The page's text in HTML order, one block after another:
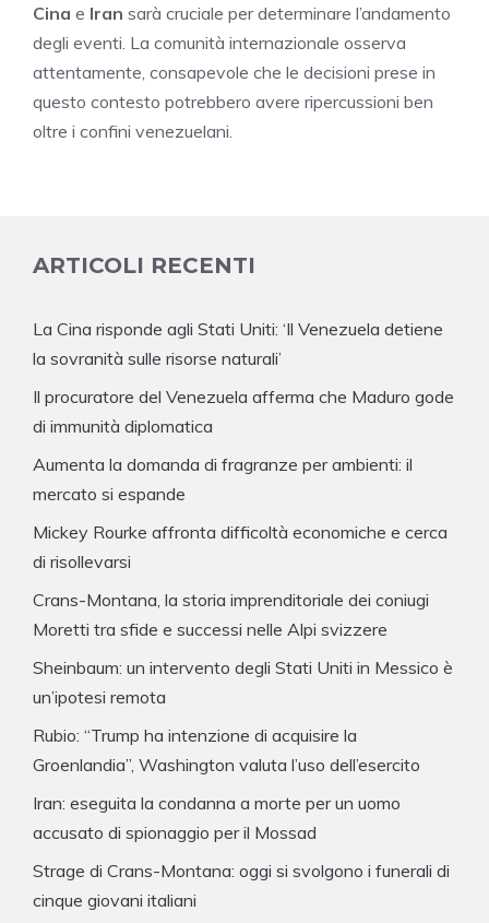
Cina e Iran sarà cruciale per determinare l’andamento
degli eventi. La comunità internazionale osserva
attentamente, consapevole che le decisioni prese in
questo contesto potrebbero avere ripercussioni ben
oltre i confini venezuelani.
ARTICOLI RECENTI
La Cina risponde agli Stati Uniti: ‘Il Venezuela detiene
la sovranità sulle risorse naturali’
Il procuratore del Venezuela afferma che Maduro gode
di immunità diplomatica
Aumenta la domanda di fragranze per ambienti: il
mercato si espande
Mickey Rourke affronta difficoltà economiche e cerca
di risollevarsi
Crans-Montana, la storia imprenditoriale dei coniugi
Moretti tra sfide e successi nelle Alpi svizzere
Sheinbaum: un intervento degli Stati Uniti in Messico è
un’ipotesi remota
Rubio: “Trump ha intenzione di acquisire la
Groenlandia”, Washington valuta l’uso dell’esercito
Iran: eseguita la condanna a morte per un uomo
accusato di spionaggio per il Mossad
Strage di Crans-Montana: oggi si svolgono i funerali di
cinque giovani italiani